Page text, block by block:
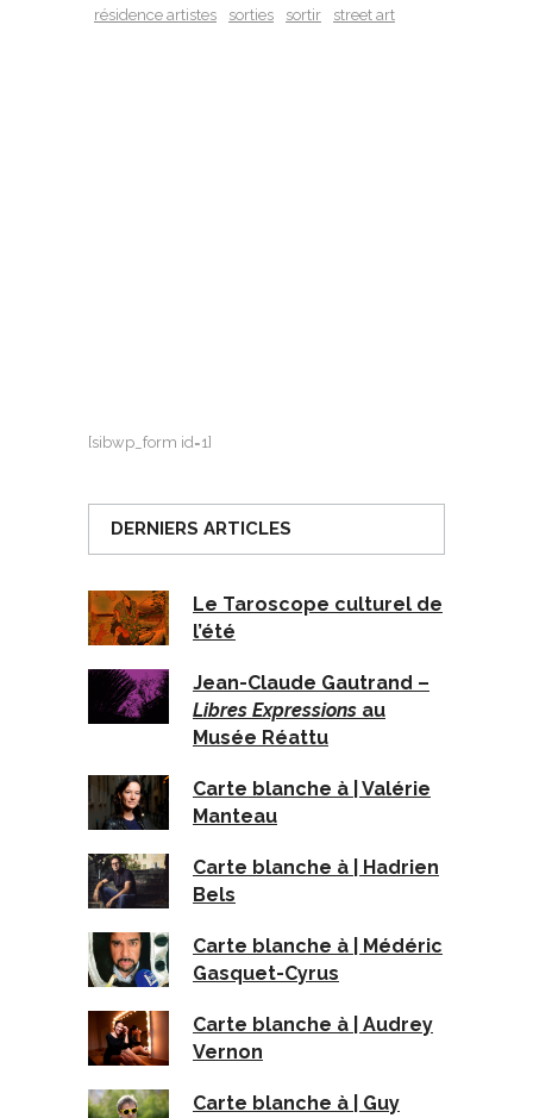
résidence artistes
sorties sortir street art
[sibwp_form id=1]
DERNIERS ARTICLES
Le Taroscope culturel de
l’été
Jean-Claude Gautrand –
Libres Expressions au
Musée Réattu
Carte blanche à | Valérie
Manteau
Carte blanche à | Hadrien
Bels
Carte blanche à | Médéric
Gasquet-Cyrus
Carte blanche à | Audrey
Vernon
Carte blanche à | Guy